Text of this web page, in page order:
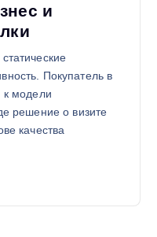
и
Покупатель в
модели
решение о визите
качества